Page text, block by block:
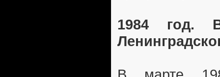
1984 год.